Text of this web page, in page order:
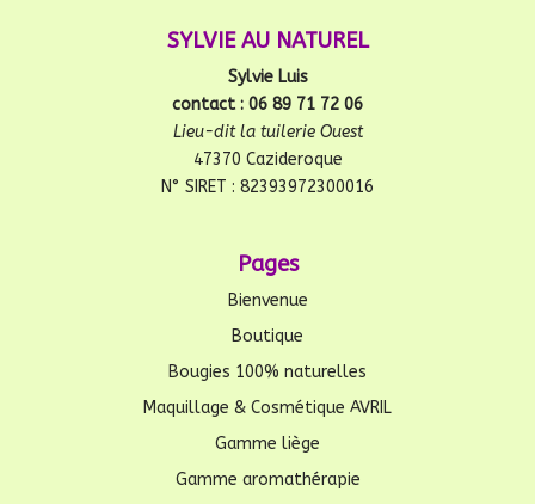
SYLVIE AU NATUREL
Sylvie Luis
contact : 06 89 71 72 06
Lieu-dit la tuilerie Ouest
47370 Cazideroque
N° SIRET : 82393972300016
Pages
Bienvenue
Boutique
Bougies 100% naturelles
Maquillage & Cosmétique AVRIL
Gamme liège
Gamme aromathérapie